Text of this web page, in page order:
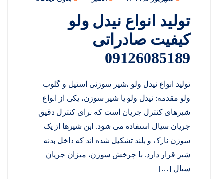
تولید انواع نیدل ولو
کیفیت صادراتی
09126085189
تولید انواع نیدل ولو ،شیر سوزنی استیل و گلوب
ولو مقدمه: نیدل ولو یا شیر سوزن، یکی از انواع
شیرهای کنترل جریان است که برای کنترل دقیق
جریان سیال استفاده می شود. این شیرها از یک
سوزن نازک و بلند تشکیل شده اند که داخل بدنه
شیر قرار دارد. با چرخش سوزن، میزان جریان
سیال […]